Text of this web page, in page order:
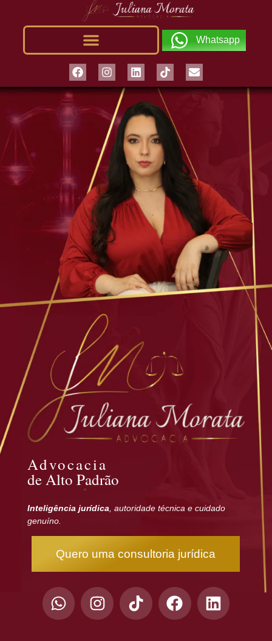
Whatsapp
Advocacia
de Alto Padrão
Inteligência jurídica , autoridade técnica e cuidado
genuíno.
Quero uma consultoria jurídica